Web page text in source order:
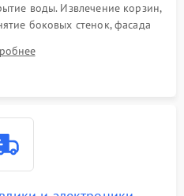
воды. Извлечение корзин,
боковых стенок, фасада
ТЭНу и сливной помпе.